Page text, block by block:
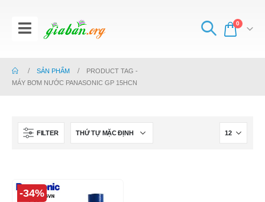
0
SẢN PHẨM
PRODUCT TAG -
MÁY BƠM NƯỚC PANASONIC GP 15HCN
FILTER
-34%